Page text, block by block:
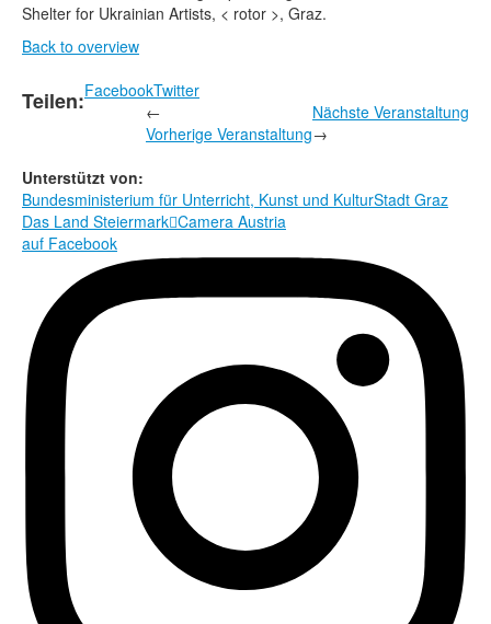
Shelter for Ukrainian Artists, < rotor >, Graz.
Back to overview
Teilen:FacebookTwitter
←
Vorherige Veranstaltung
Nächste Veranstaltung
→
Unterstützt von:
Bundesministerium für Unterricht, Kunst und KulturStadt Graz
Das Land SteiermarkCamera Austria
auf Facebook